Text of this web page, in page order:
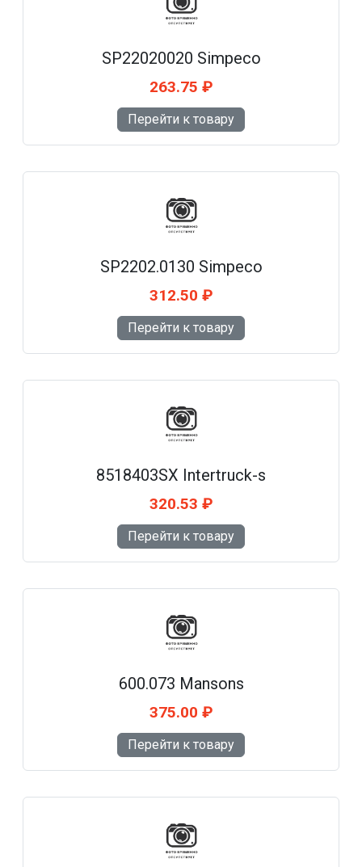
SP22020020 Simpeco
263.75 ₽
Перейти к товару
SP2202.0130 Simpeco
312.50 ₽
Перейти к товару
8518403SX Intertruck-s
320.53 ₽
Перейти к товару
600.073 Mansons
375.00 ₽
Перейти к товару